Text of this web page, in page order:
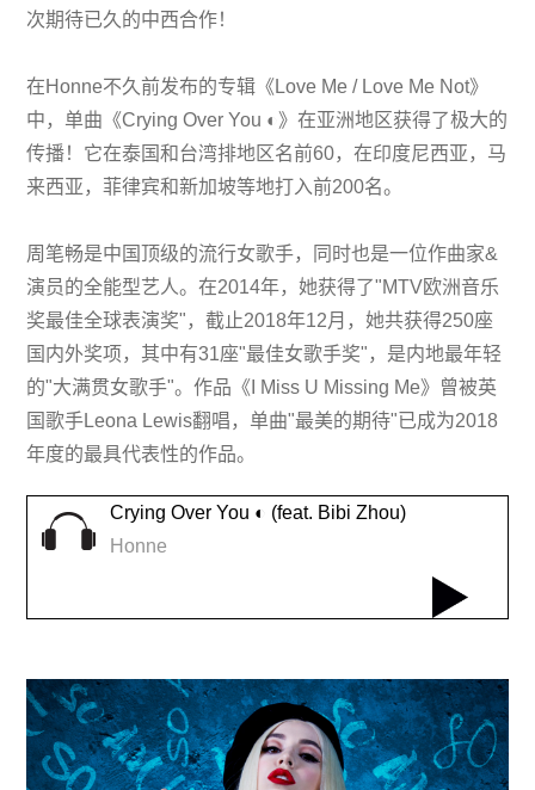
次期待已久的中西合作！
在Honne不久前发布的专辑《Love Me / Love Me Not》
中，单曲《Crying Over You ◐》在亚洲地区获得了极大的
传播！它在泰国和台湾排地区名前60，在印度尼西亚，马
来西亚，菲律宾和新加坡等地打入前200名。
周笔畅是中国顶级的流行女歌手，同时也是一位作曲家&
演员的全能型艺人。在2014年，她获得了"MTV欧洲音乐
奖最佳全球表演奖"，截止2018年12月，她共获得250座
国内外奖项，其中有31座"最佳女歌手奖"，是内地最年轻
的"大满贯女歌手"。作品《I Miss U Missing Me》曾被英
国歌手Leona Lewis翻唱，单曲"最美的期待"已成为2018
年度的最具代表性的作品。
Crying Over You ◐ (feat. Bibi Zhou)
Honne